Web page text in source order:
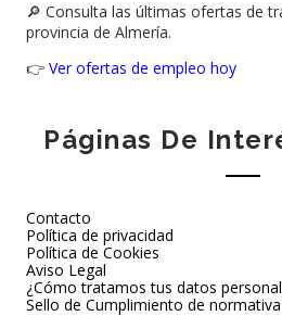
🔎 Consulta las últimas ofertas de
provincia de Almería.
👉 Ver ofertas de empleo hoy
Páginas De
Contacto
Política de privacidad
Política de Cookies
Aviso Legal
¿Cómo tratamos tus datos
Sello de Cumplimiento de normativa